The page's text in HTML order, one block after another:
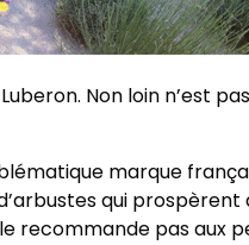
Non loin n’est
marque
qui prospèrent
recommande pas